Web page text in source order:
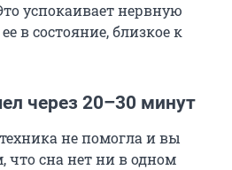
успокаивает нервную
в состояние, близкое к
через 20–30 минут
не помогла и вы
сна нет ни в одном